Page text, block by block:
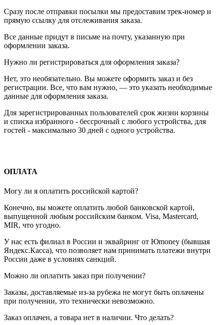
Сразу после отправки посылки мы предоставим трек-номер и
прямую ссылку для отслеживания заказа.
Все данные придут в письме на почту, указанную при
оформлении заказа.
Нужно ли регистрироваться для оформления заказа?
Нет, это необязательно. Вы можете оформить заказ и без
регистрации. Все, что вам нужно, — это указать необходимые
данные для оформления заказа.
Для зарегистрированных пользователей срок жизни корзины
и списка избранного - бессрочный с любого устройства, для
гостей - максимально 30 дней с одного устройства.
ОПЛАТА
Могу ли я оплатить российской картой?
Конечно, вы можете оплатить любой банковской картой,
выпущенной любым российским банком. Visa, Mastercard,
MIR, что угодно.
У нас есть филиал в России и эквайринг от Юmoney (бывшая
Яндекс.Касса), что позволяет нам принимать платежи внутри
России даже в условиях санкций.
Можно ли оплатить заказ при получении?
Заказы, доставляемые из-за рубежа не могут быть оплачены
при получении, это технически невозможно.
Заказ оплачен, а товара нет в наличии. Что делать?